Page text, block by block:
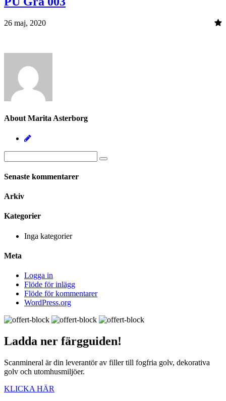
26 maj, 2020
About Marita Asterborg
Senaste kommentarer
Arkiv
Kategorier
Inga kategorier
Meta
Logga in
Flöde för inlägg
Flöde för kommentarer
WordPress.org
Ladda ner färgguiden!
Scanmineral är din leverantör av filler till fogfria golv, dekorativa
golv och utomhusmiljöer.
KLICKA HÄR